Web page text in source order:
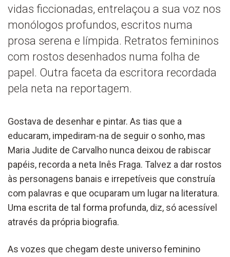
vidas ficcionadas, entrelaçou a sua voz nos
monólogos profundos, escritos numa
prosa serena e límpida. Retratos femininos
com rostos desenhados numa folha de
papel. Outra faceta da escritora recordada
pela neta na reportagem.
Gostava de desenhar e pintar. As tias que a
educaram, impediram-na de seguir o sonho, mas
Maria Judite de Carvalho nunca deixou de rabiscar
papéis, recorda a neta Inês Fraga. Talvez a dar rostos
às personagens banais e irrepetíveis que construía
com palavras e que ocuparam um lugar na literatura.
Uma escrita de tal forma profunda, diz, só acessível
através da própria biografia.
As vozes que chegam deste universo feminino